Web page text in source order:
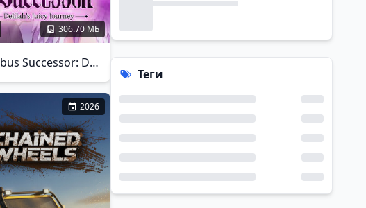
306.70 МБ
Succubus Successor: Delilah's Juicy Journey
2026
Теги